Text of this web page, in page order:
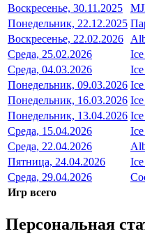
Воскресенье, 30.11.2025
Понедельник, 22.12.2025
Воскресенье, 22.02.2026
Среда, 25.02.2026
Среда, 04.03.2026
Понедельник, 09.03.2026
Понедельник, 16.03.2026
Понедельник, 13.04.2026
Среда, 15.04.2026
Среда, 22.04.2026
Пятница, 24.04.2026
Среда, 29.04.2026
Игр всего
Персональная